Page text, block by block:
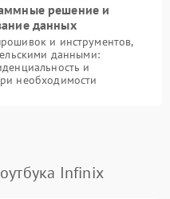
решение и
данных
и инструментов,
данными:
и
необходимости
Infinix